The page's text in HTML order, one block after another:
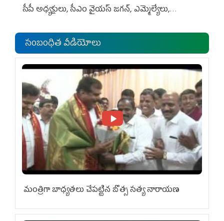
సీపీ అధ్య‌క్షులు, సీఎం వైయ‌స్ జ‌గ‌న్, ఎమ్మెల్యేలు,
సంబంధిత వీడియోలు
మంత్రిగా బాధ్యతలు చేపట్టిన బొత్స సత్య నారాయణ